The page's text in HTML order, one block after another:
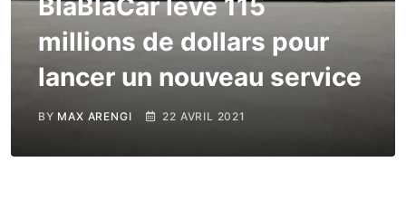
BlaBlaCar lève 115
millions de dollars pour
lancer un nouveau service
BY MAX ARENGI 22 AVRIL 2021